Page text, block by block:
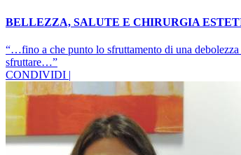
BELLEZZA, SALUTE E CHIRURGIA
“…fino a che punto lo sfruttamento di una
sfruttare…”
CONDIVIDI |